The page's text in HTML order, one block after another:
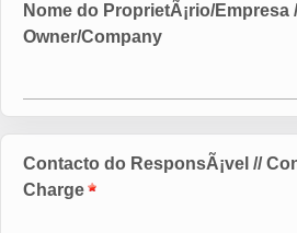
Nome do ProprietÃ¡rio/Empresa
Owner/Company
Contacto do ResponsÃ¡vel //
Charge